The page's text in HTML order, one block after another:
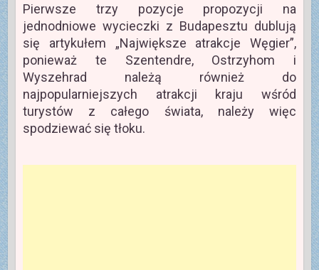
Pierwsze trzy pozycje propozycji na
jednodniowe wycieczki z Budapesztu dublują
się artykułem „Największe atrakcje Węgier”,
ponieważ te Szentendre, Ostrzyhom i
Wyszehrad należą również do
najpopularniejszych atrakcji kraju wśród
turystów z całego świata, należy więc
spodziewać się tłoku.